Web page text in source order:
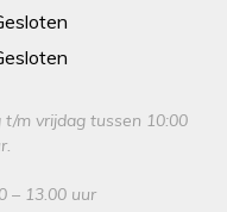
m vrijdag tussen 10:00
– 13.00 uur